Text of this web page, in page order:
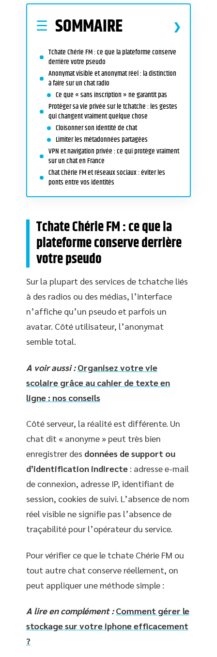
SOMMAIRE
Tchate Chérie FM : ce que la plateforme conserve
derrière votre pseudo
Anonymat visible et anonymat réel : la distinction
à faire sur un chat radio
Ce que « sans inscription » ne garantit pas
Protéger sa vie privée sur le tchatche : les gestes
qui changent vraiment quelque chose
Cloisonner son identité de chat
Limiter les métadonnées partagées
VPN et navigation privée : ce qui protège vraiment
sur un chat en France
Chat Chérie FM et réseaux sociaux : éviter les
ponts entre vos identités
Tchate Chérie FM : ce que la
plateforme conserve derrière
votre pseudo
Sur la plupart des services de tchatche liés
à des radios ou des médias, l’interface
n’affiche qu’un pseudo et parfois un
avatar. Côté utilisateur, l’anonymat
semble total.
A voir aussi : Organisez votre vie
scolaire grâce au cahier de texte en
ligne : nos conseils
Côté serveur, la réalité est différente. Un
chat dit « anonyme » peut très bien
enregistrer des données de support ou
d’identification indirecte : adresse e-mail
de connexion, adresse IP, identifiant de
session, cookies de suivi. L’absence de nom
réel visible ne signifie pas l’absence de
traçabilité pour l’opérateur du service.
Pour vérifier ce que le tchate Chérie FM ou
tout autre chat conserve réellement, on
peut appliquer une méthode simple :
A lire en complément : Comment gérer le
stockage sur votre iphone efficacement
?